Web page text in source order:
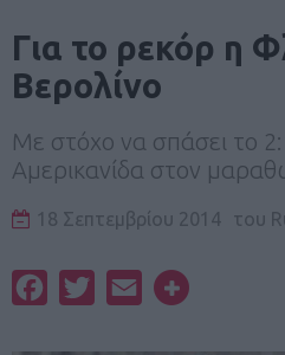
Για το ρεκόρ η
Βερολίνο
Με στόχο να σπάσει το
Αμερικανίδα στον
18 Σεπτεμβρίου 2014 του
FacebookTwitterEmail